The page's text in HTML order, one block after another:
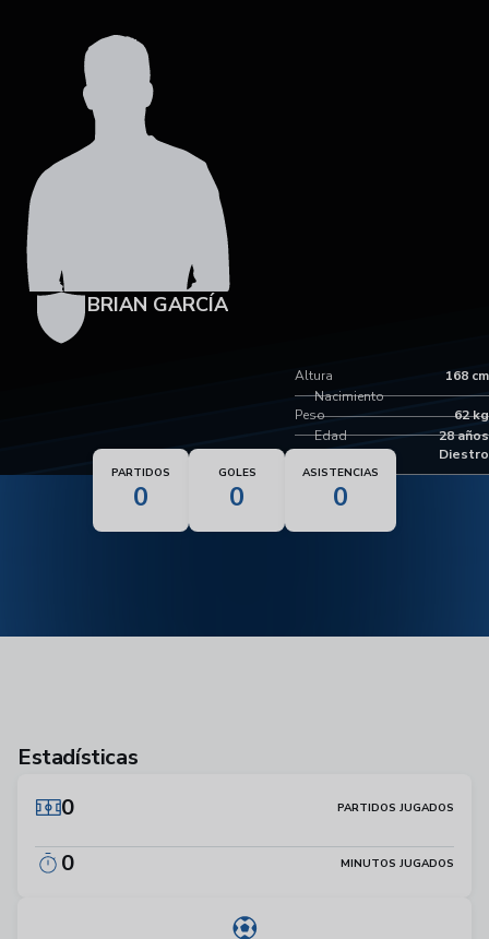
BRIAN GARCÍA
Altura 168 cm
Peso 62 kg
Pie dominante Diestro
Nacimiento
Edad 28 años
PARTIDOS
0
GOLES
0
ASISTENCIAS
0
Estadísticas
0
PARTIDOS JUGADOS
0 MINUTOS JUGADOS